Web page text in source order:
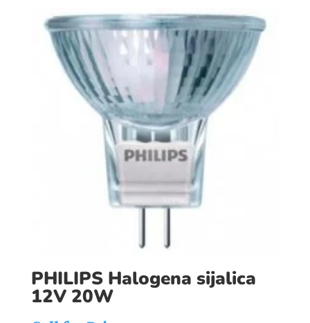
PHILIPS Halogena sijalica
12V 20W